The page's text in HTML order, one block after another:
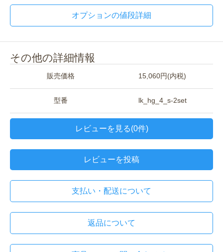
オプションの値段詳細
その他の詳細情報
販売価格 15,060円(内税)
型番 lk_hg_4_s-2set
レビューを見る(0件)
レビューを投稿
支払い・配送について
返品について